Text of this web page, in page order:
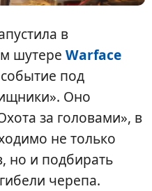
в
шутере Warface
под
Оно
за головами», в
не только
но и подбирать
черепа.